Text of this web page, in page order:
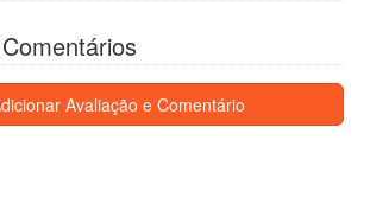
Avaliação e Comentário